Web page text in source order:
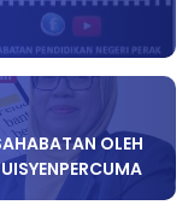
OLEH